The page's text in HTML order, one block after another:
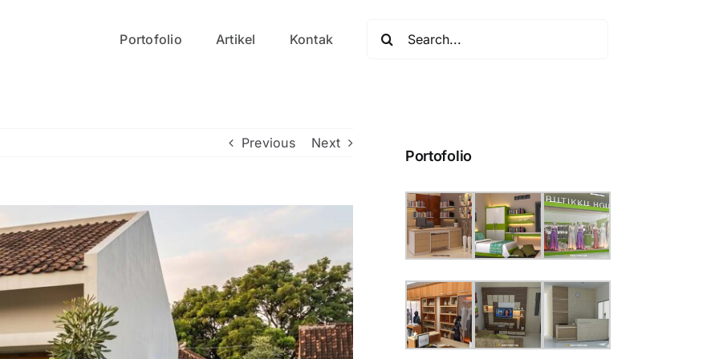
Portofolio Artikel Kontak
for:
Previous Next
Portofolio